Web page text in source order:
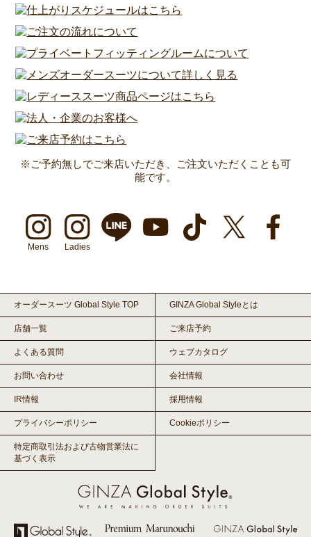
※ご予約無しでご来店いただき、ご注文いただくことも可
能です。
Mens Ladies
オーダースーツ Global Style TOP GINZA Global Styleとは
店舗一覧 ご来店予約
よくある質問 ウェブカタログ
お問い合わせ 会社情報
IR情報 採用情報
プライバシーポリシー Cookieポリシー
特定商取引法および古物営業法に
基づく表示